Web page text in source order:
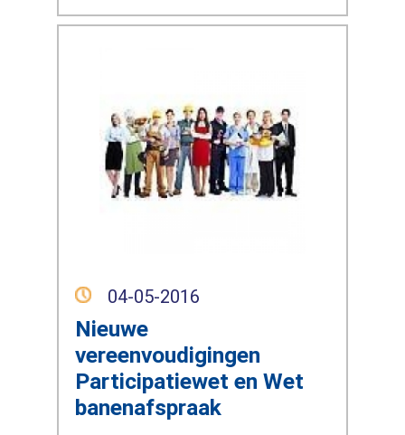
04-05-2016
Nieuwe
vereenvoudigingen
Participatiewet en Wet
banenafspraak